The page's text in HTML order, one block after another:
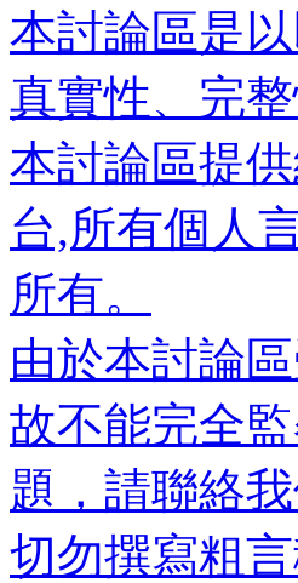
本討論區是
真實性、完
本討論區提
台,所有個人
所有。
由於本討論
故不能完全
題，請聯絡我
切勿撰寫粗